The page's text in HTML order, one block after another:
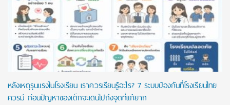
หลังเหตุรุนแรงในโรงเรียน เราควรเรียนรู้อะไร? 7 ระบบป้องกันที่โรงเรียนไทย
ควรมี ก่อนปัญหาของเด็กจะเดินไปถึงจุดที่แก้ยาก